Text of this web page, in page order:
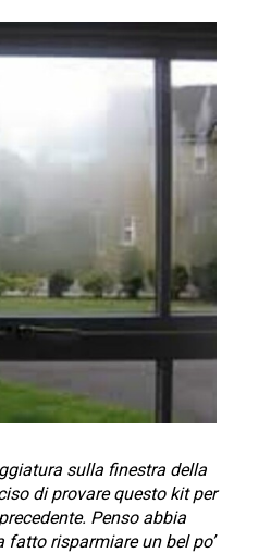
sulla finestra della
di provare questo kit per
Penso abbia
risparmiare un bel po’